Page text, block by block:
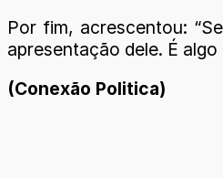
Por fim, acrescentou:
apresentação dele. É
(Conexão Politica)